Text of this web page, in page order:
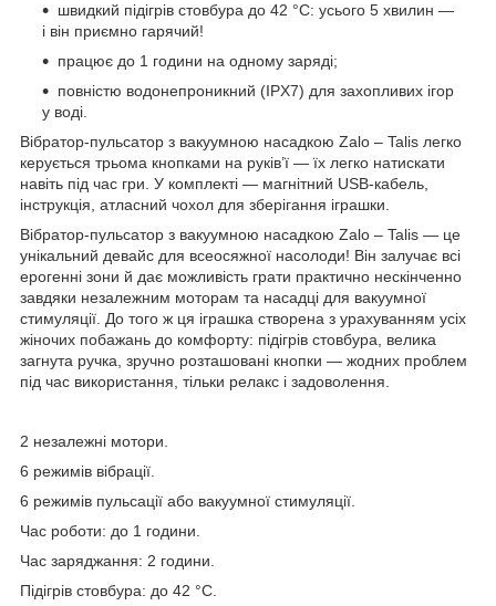
швидкий підігрів стовбура до 42 °C: усього 5 хвилин —
і він приємно гарячий!
працює до 1 години на одному заряді;
повністю водонепроникний (IPX7) для захопливих ігор
у воді.
Вібратор-пульсатор з вакуумною насадкою Zalo – Talis легко
керується трьома кнопками на руків’ї — їх легко натискати
навіть під час гри. У комплекті — магнітний USB-кабель,
інструкція, атласний чохол для зберігання іграшки.
Вібратор-пульсатор з вакуумною насадкою Zalo – Talis — це
унікальний девайс для всеосяжної насолоди! Він залучає всі
ерогенні зони й дає можливість грати практично нескінченно
завдяки незалежним моторам та насадці для вакуумної
стимуляції. До того ж ця іграшка створена з урахуванням усіх
жіночих побажань до комфорту: підігрів стовбура, велика
загнута ручка, зручно розташовані кнопки — жодних проблем
під час використання, тільки релакс і задоволення.
2 незалежні мотори.
6 режимів вібрації.
6 режимів пульсації або вакуумної стимуляції.
Час роботи: до 1 години.
Час заряджання: 2 години.
Підігрів стовбура: до 42 °C.